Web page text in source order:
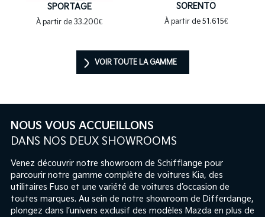
SPORTAGE
À partir de 33.200€
SORENTO
À partir de 51.615€
VOIR TOUTE LA GAMME
NOUS VOUS ACCUEILLONS
DANS NOS DEUX SHOWROOMS
Venez découvrir notre showroom de Schifflange pour
parcourir notre gamme complète de voitures Kia, des
utilitaires Fuso et une variété de voitures d’occasion de
toutes marques. Au sein de notre showroom de Differdange,
plongez dans l’univers exclusif des modèles Mazda en plus de